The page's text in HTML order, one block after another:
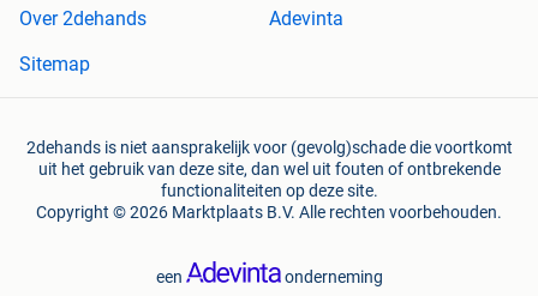
Over 2dehands
Adevinta
Sitemap
2dehands is niet aansprakelijk voor (gevolg)schade die voortkomt
uit het gebruik van deze site, dan wel uit fouten of ontbrekende
functionaliteiten op deze site.
Copyright © 2026 Marktplaats B.V. Alle rechten voorbehouden.
een onderneming